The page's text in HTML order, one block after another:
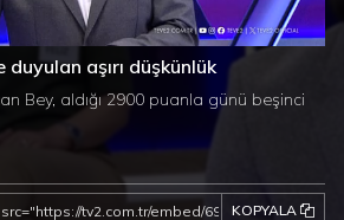
Yüklendi
Yükleniyor
aşırı düşkünlük
Bey, aldığı 2900 puanla günü beşinci
KOPYALA